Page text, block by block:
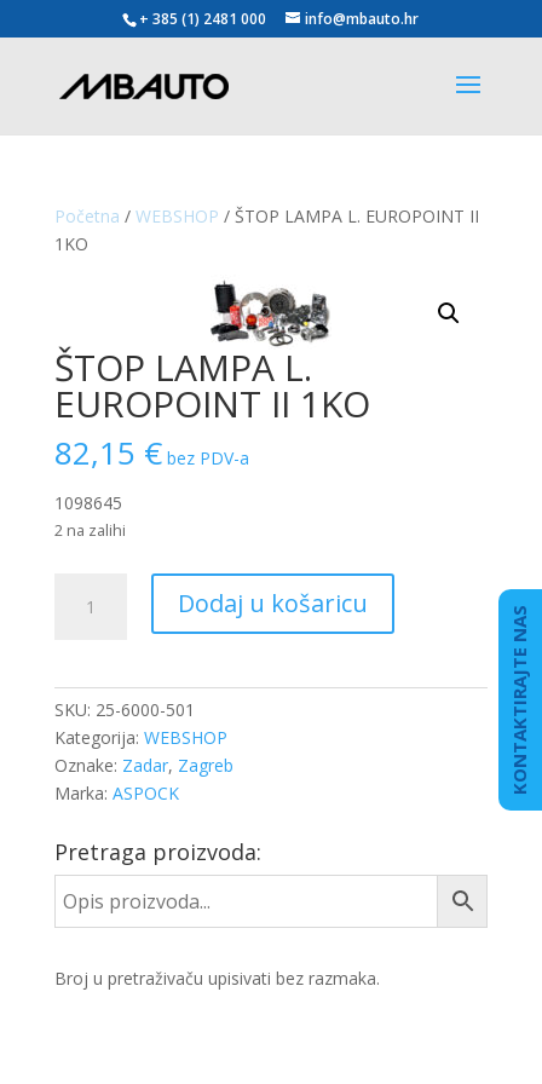
+ 385 (1) 2481 000 info@mbauto.hr
Početna / WEBSHOP / ŠTOP LAMPA L. EUROPOINT II
1KO
ŠTOP LAMPA L.
EUROPOINT II 1KO
82,15 € bez PDV-a
1098645
2 na zalihi
LAMPA
količina
Dodaj u košaricu
SKU: 25-6000-501
Kategorija: WEBSHOP
Oznake: Zadar, Zagreb
Marka: ASPOCK
Pretraga proizvoda:
Broj u pretraživaču upisivati bez razmaka.
KONTAKTIRAJTE NAS